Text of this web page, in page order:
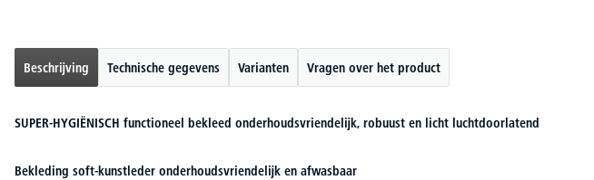
Beschrijving Technische gegevens Varianten Vragen over het product
SUPER-HYGIËNISCH functioneel bekleed onderhoudsvriendelijk, robuust en licht luchtdoorlatend
Bekleding soft-kunstleder onderhoudsvriendelijk en afwasbaar